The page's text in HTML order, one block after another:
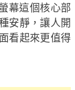
幕這個核心部
安靜，讓人開
看起來更值得